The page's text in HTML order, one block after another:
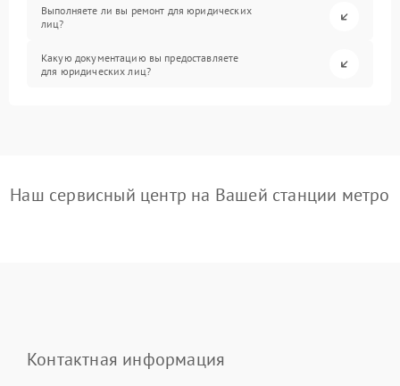
Выполняете ли вы ремонт для юридических
лиц?
Какую документацию вы предоставляете
для юридических лиц?
Наш сервисный центр на Вашей станции метро
Контактная информация